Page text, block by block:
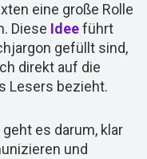
eine große Rolle
Diese Ideeführt
gefüllt sind,
direkt auf die
Lesers bezieht.
es darum, klar
und